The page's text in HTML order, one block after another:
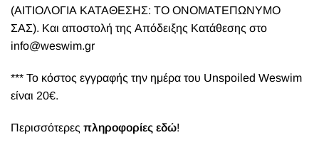
(ΑΙΤΙΟΛΟΓΙΑ ΚΑΤΑΘΕΣΗΣ: TO ΟΝΟΜΑΤΕΠΩΝΥΜΟ
ΣΑΣ). Και αποστολή της Απόδειξης Κατάθεσης στο
info@weswim.gr
*** Το κόστος εγγραφής την ημέρα του Unspoiled Weswim
είναι 20€.
Περισσότερες πληροφορίες εδώ!